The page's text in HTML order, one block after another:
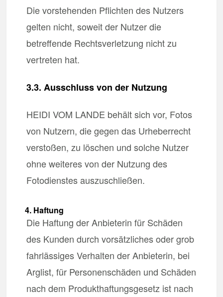
Die vorstehenden Pflichten des Nutzers
gelten nicht, soweit der Nutzer die
betreffende Rechtsverletzung nicht zu
vertreten hat.
3.3. Ausschluss von der Nutzung
HEIDI VOM LANDE behält sich vor, Fotos
von Nutzern, die gegen das Urheberrecht
verstoßen, zu löschen und solche Nutzer
ohne weiteres von der Nutzung des
Fotodienstes auszuschließen.
4. Haftung
Die Haftung der Anbieterin für Schäden
des Kunden durch vorsätzliches oder grob
fahrlässiges Verhalten der Anbieterin, bei
Arglist, für Personenschäden und Schäden
nach dem Produkthaftungsgesetz ist nach